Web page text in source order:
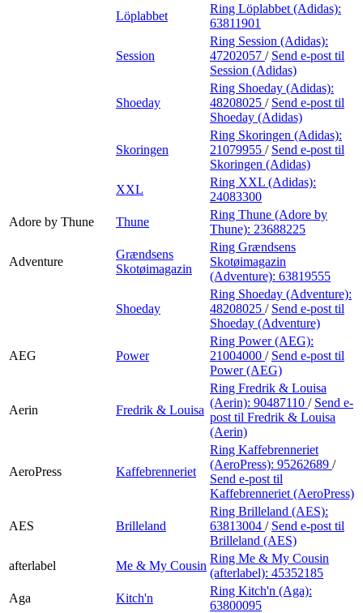
Löplabbet
Ring Löplabbet (Adidas):
63811901
Session
Ring Session (Adidas):
47202057 / Send e-post til
Session (Adidas)
Shoeday
Ring Shoeday (Adidas):
48208025 / Send e-post til
Shoeday (Adidas)
Skoringen
Ring Skoringen (Adidas):
21079955 / Send e-post til
Skoringen (Adidas)
XXL
Ring XXL (Adidas):
24083300
Adore by Thune
Thune
Ring Thune (Adore by
Thune): 23688225
Adventure
Grændsens
Skotøimagazin
Ring Grændsens
Skotøimagazin
(Adventure): 63819555
Shoeday
Ring Shoeday (Adventure):
48208025 / Send e-post til
Shoeday (Adventure)
AEG Power
Ring Power (AEG):
21004000 / Send e-post til
Power (AEG)
Aerin Fredrik & Louisa
Ring Fredrik & Louisa
(Aerin): 90487110 / Send e-
post til Fredrik & Louisa
(Aerin)
AeroPress Kaffebrenneriet
Ring Kaffebrenneriet
(AeroPress): 95262689 /
Send e-post til
Kaffebrenneriet (AeroPress)
AES Brilleland
Ring Brilleland (AES):
63813004 / Send e-post til
Brilleland (AES)
afterlabel
Me & My Cousin
Ring Me & My Cousin
(afterlabel): 45352185
Aga
Kitch'n
Ring Kitch'n (Aga):
63800095